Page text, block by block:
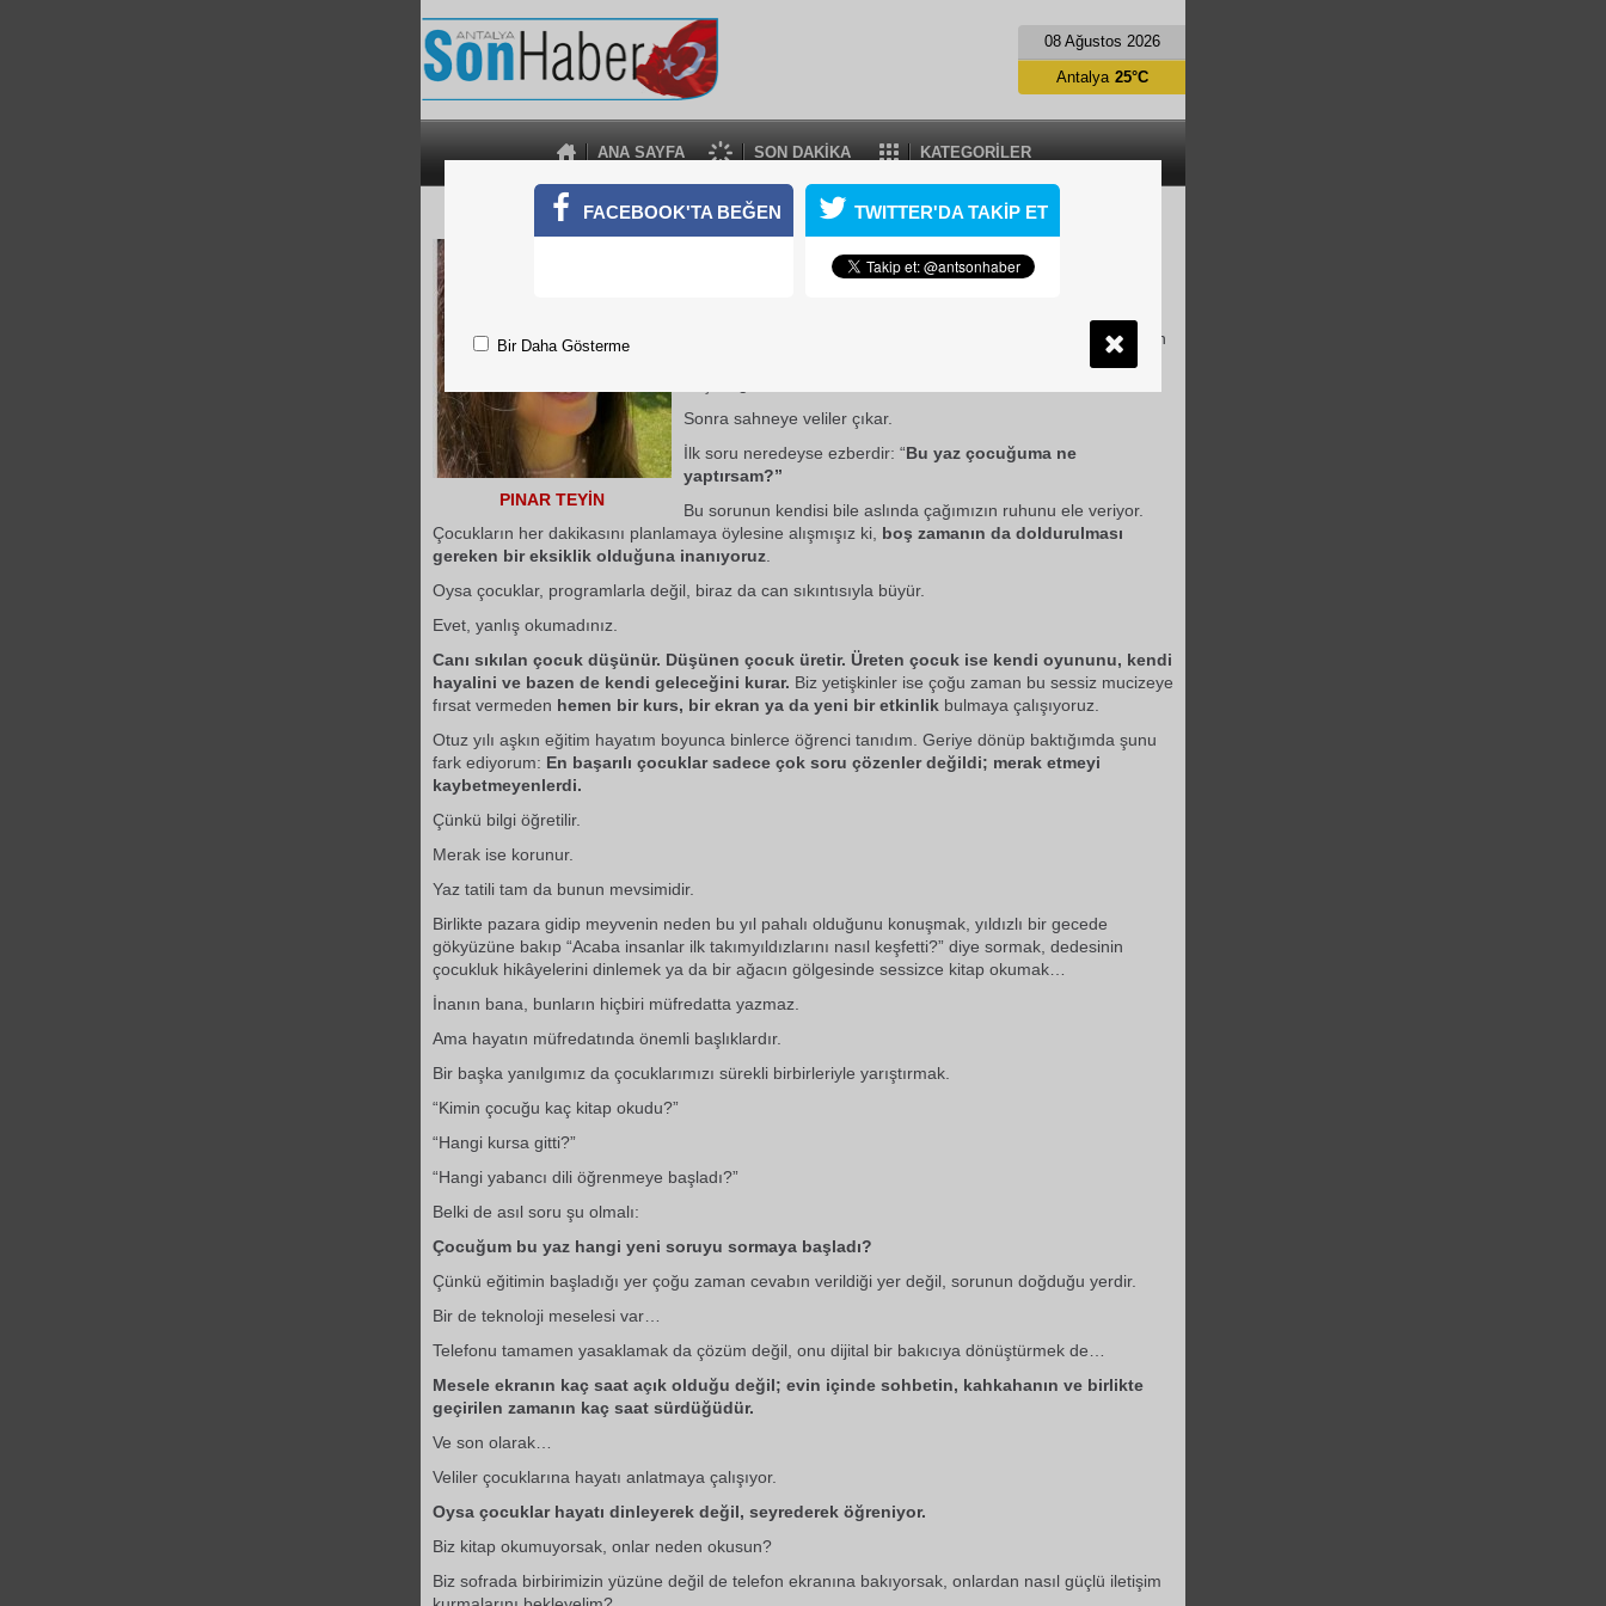
08 Ağustos 2026
ANA SAYFA SON DAKİKA KATEGORİLER
Antalya 25°C
YAZ TATİLİNDE VELİ OLMAK
PINAR TEYİN
Karneler çantaya girdi, sorumluluk kimin omuzunda?
telaşının bittiği, ödev defterlerinin çekmecelere kaldırıldığı o gün
Sonra sahneye veliler çıkar.
İlk soru neredeyse ezberdir: “Bu yaz çocuğuma ne
yaptırsam?”
Bu sorunun kendisi bile aslında çağımızın ruhunu ele veriyor.
Çocukların her dakikasını planlamaya öylesine alışmışız ki, boş zamanın da doldurulması
gereken bir eksiklik olduğuna inanıyoruz
Oysa çocuklar, programlarla değil, biraz da can sıkıntısıyla büyür.
Evet, yanlış okumadınız.
Canı sıkılan çocuk düşünür. Düşünen çocuk üretir. Üreten çocuk ise kendi oyununu, kendi
hayalini ve bazen de kendi geleceğini kurar. Biz yetişkinler ise çoğu zaman bu sessiz mucizeye
fırsat vermeden hemen bir kurs, bir ekran ya da yeni bir etkinlik bulmaya çalışıyoruz.
Otuz yılı aşkın eğitim hayatım boyunca binlerce öğrenci tanıdım. Geriye dönüp baktığımda şunu
fark ediyorum: En başarılı çocuklar sadece çok soru çözenler değildi; merak etmeyi
kaybetmeyenlerdi.
Çünkü bilgi öğretilir.
Merak ise korunur.
Yaz tatili tam da bunun mevsimidir.
Birlikte pazara gidip meyvenin neden bu yıl pahalı olduğunu konuşmak, yıldızlı bir gecede
gökyüzüne bakıp “Acaba insanlar ilk takımyıldızlarını nasıl keşfetti?” diye sormak, dedesinin
çocukluk hikâyelerini dinlemek ya da bir ağacın gölgesinde sessizce kitap okumak…
İnanın bana, bunların hiçbiri müfredatta yazmaz.
Ama hayatın müfredatında önemli başlıklardır.
Bir başka yanılgımız da çocuklarımızı sürekli birbirleriyle yarıştırmak.
“Kimin çocuğu kaç kitap okudu?”
“Hangi kursa gitti?”
“Hangi yabancı dili öğrenmeye başladı?”
Belki de asıl soru şu olmalı:
Çocuğum bu yaz hangi yeni soruyu sormaya başladı?
Çünkü eğitimin başladığı yer çoğu zaman cevabın verildiği yer değil, sorunun doğduğu yerdir.
Bir de teknoloji meselesi var…
Telefonu tamamen yasaklamak da çözüm değil, onu dijital bir bakıcıya dönüştürmek de…
Mesele ekranın kaç saat açık olduğu değil; evin içinde sohbetin, kahkahanın ve birlikte
geçirilen zamanın kaç saat sürdüğüdür.
Ve son olarak…
Veliler çocuklarına hayatı anlatmaya çalışıyor.
Oysa çocuklar hayatı dinleyerek değil, seyrederek öğreniyor.
Biz kitap okumuyorsak, onlar neden okusun?
Biz sofrada birbirimizin yüzüne değil de telefon ekranına bakıyorsak, onlardan nasıl güçlü iletişim
FACEBOOK'TA BEĞEN TWITTER'DA TAKİP ET
Bir Daha Gösterme